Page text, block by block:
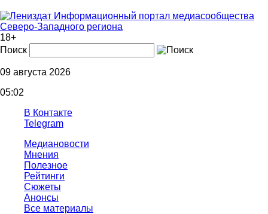
Информационный портал медиасообщества
Северо-Западного региона
18+
Поиск
09 августа 2026
05:02
В Контакте
Telegram
Медиановости
Мнения
Полезное
Рейтинги
Сюжеты
Анонсы
Все материалы